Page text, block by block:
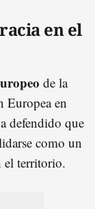
en el
de la
Europea en
defendido que
como un
el territorio.